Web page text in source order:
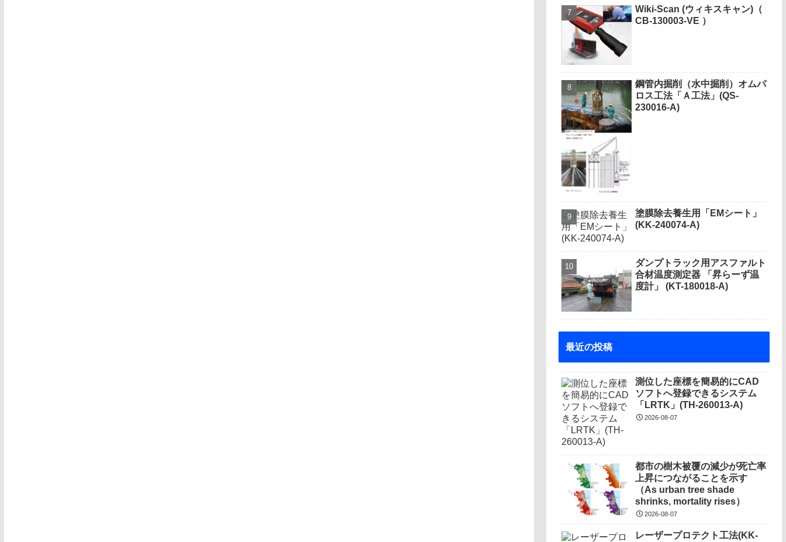
Wiki-Scan (ウィキスキャン)（
CB-130003-VE ）
鋼管内掘削（水中掘削）オムパ
ロス工法「Ａ工法」(QS-
230016-A)
塗膜除去養生用「EMシート」
(KK-240074-A)
ダンプトラック用アスファルト
合材温度測定器 「昇らーず温
度計」 (KT-180018-A)
最近の投稿
測位した座標を簡易的にCAD
ソフトへ登録できるシステム
「LRTK」(TH-260013-A)
2026-08-07
都市の樹木被覆の減少が死亡率
上昇につながることを示す
（As urban tree shade
shrinks, mortality rises）
2026-08-07
レーザープロテクト⼯法(KK-